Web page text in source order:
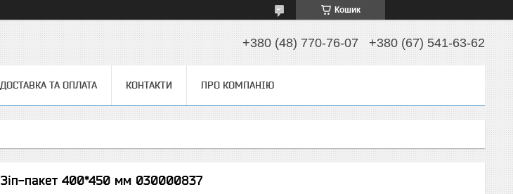
Кошик
+380 (48) 770-76-07 +380 (67) 541-63-62
ДОСТАВКА ТА ОПЛАТА КОНТАКТИ ПРО КОМПАНІЮ
Зіп-пакет 400*450 мм 030000837